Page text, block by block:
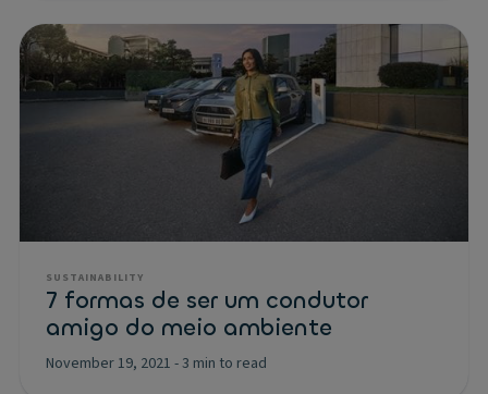
SUSTAINABILITY
7 formas de ser um condutor
amigo do meio ambiente
November 19, 2021 -3 min to read